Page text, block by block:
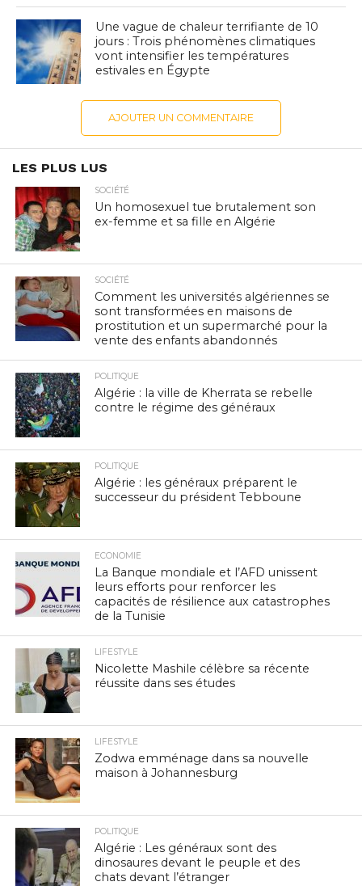
Une vague de chaleur terrifiante de 10
jours : Trois phénomènes climatiques
vont intensifier les températures
estivales en Égypte
AJOUTER UN COMMENTAIRE
LES PLUS LUS
SOCIÉTÉ
Un homosexuel tue brutalement son
ex-femme et sa fille en Algérie
SOCIÉTÉ
Comment les universités algériennes se
sont transformées en maisons de
prostitution et un supermarché pour la
vente des enfants abandonnés
POLITIQUE
Algérie : la ville de Kherrata se rebelle
contre le régime des généraux
POLITIQUE
Algérie : les généraux préparent le
successeur du président Tebboune
ECONOMIE
La Banque mondiale et l’AFD unissent
leurs efforts pour renforcer les
capacités de résilience aux catastrophes
de la Tunisie
LIFESTYLE
Nicolette Mashile célèbre sa récente
réussite dans ses études
LIFESTYLE
Zodwa emménage dans sa nouvelle
maison à Johannesburg
POLITIQUE
Algérie : Les généraux sont des
dinosaures devant le peuple et des
chats devant l’étranger